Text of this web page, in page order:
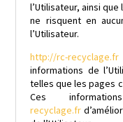
l’Utilisateur, ainsi que
ne risquent en
l’Utilisateur.
http://rc-recyclage.fr
informations de
telles que les pages
Ces
recyclage.fr